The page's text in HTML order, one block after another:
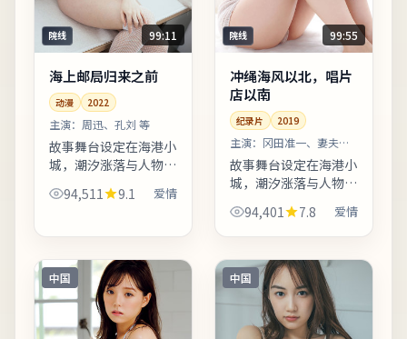
院线 99:11
海上邮局归来之前
动漫 2022
主演： 周迅、孔刘 等
故事舞台设定在海港小
城，潮汐涨落与人物命
运形成隐性呼应。摄影
团队在冷暖色调切换上
合喜欢细腻叙事与现实
质感...
94,511 9.1 爱情
院线 99:55
冲绳海风以北，唱片
店以南
纪录片 2019
主演： 冈田准一、妻夫木
聪 等
故事舞台设定在海港小
城，潮汐涨落与人物命
运形成隐性呼应。动作
戏份点到为止，更重追
若你对东亚都市题材感
兴趣，本片的地域符号
与文...
94,401 7.8 爱情
中国 中国